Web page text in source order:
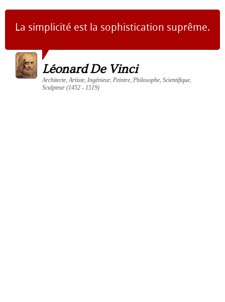
La simplicité est la sophistication suprême.
Léonard De Vinci
Architecte, Artiste, Ingénieur, Peintre, Philosophe, Scientifique,
Sculpteur (1452 - 1519)